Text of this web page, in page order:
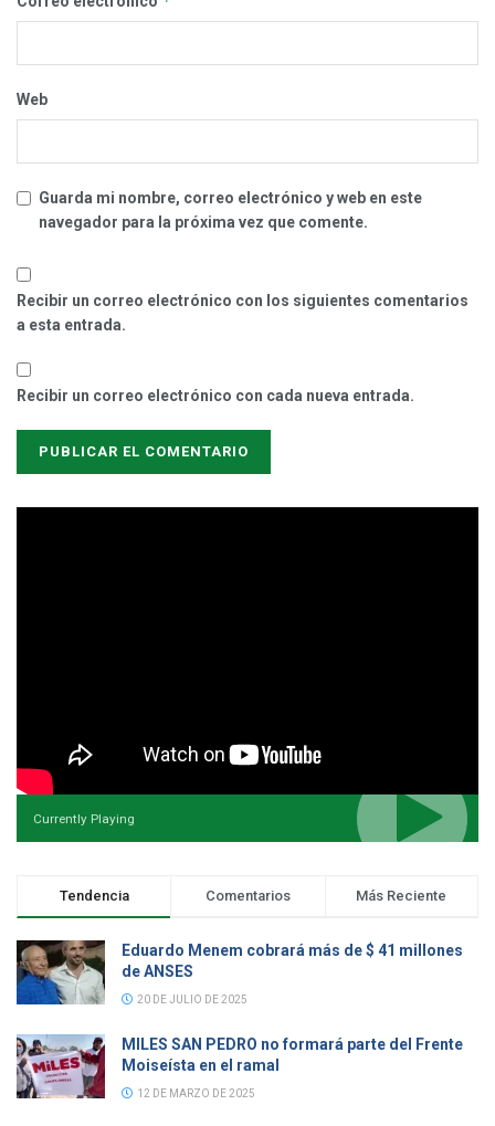
Web
Guarda mi nombre, correo electrónico y web en este
navegador para la próxima vez que comente.
Recibir un correo electrónico con los siguientes comentarios
a esta entrada.
Recibir un correo electrónico con cada nueva entrada.
Currently Playing
Tendencia Comentarios Más Reciente
Eduardo Menem cobrará más de $ 41 millones
de ANSES
20 DE JULIO DE 2025
MILES SAN PEDRO no formará parte del Frente
Moiseísta en el ramal
12 DE MARZO DE 2025